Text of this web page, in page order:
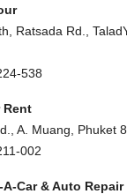
Ratsada Rd.,
538
Rent
A. Muang, Phuket
002
A-Car & Auto Repair